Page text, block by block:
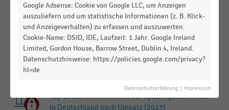
Top 100 der Lieferanten im Lebensmittelhandel in
Deutschland nach Umsatz (2024)
GASTRONOMIE & CATERING
Top 5 der größten Anbieter der Fullservice-
Gastronomie nach Umsatz (2024)
GASTRONOMIE & CATERING|STATISTIK
Top 15 der Unternehmen der Systemgastronomie
in Deutschland nach Umsatz (2023)
Google Adsense: Cookie von Google LLC, um Anzeigen
auszuliefern und um statistische Informationen (z. B. Klick-
und Anzeigeverhalten) zu erfassen und auszuwerten.
Cookie-Name: DSID, IDE, Laufzeit: 1 Jahr. Google Ireland
Limited, Gordon House, Barrow Street, Dublin 4, Ireland.
Datenschutzhinweise: https://policies.google.com/privacy?
hl=de
Datenschutzerklärung Impressum